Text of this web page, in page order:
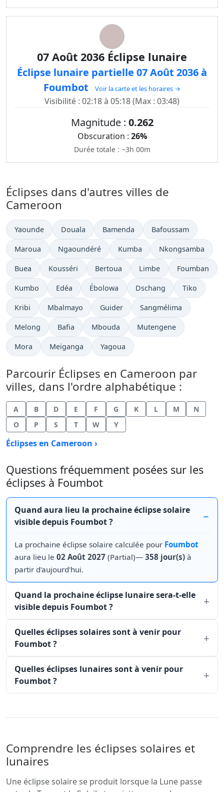
07 Août 2036 Éclipse lunaire
Éclipse lunaire partielle 07 Août 2036 à
Foumbot
Voir la carte et les horaires →
Visibilité : 02:18 à 05:18 (Max : 03:48)
Magnitude : 0.262
Obscuration : 26%
Durée totale : ~3h 00m
Éclipses dans d'autres villes de
Cameroon
Yaounde Douala Bamenda Bafoussam
Maroua Ngaoundéré Kumba Nkongsamba
Buea Kousséri Bertoua Limbe Foumban
Kumbo Edéa Ébolowa Dschang Tiko
Kribi Mbalmayo Guider Sangmélima
Melong Bafia Mbouda Mutengene
Mora Meïganga Yagoua
Parcourir Éclipses en Cameroon par
villes, dans l'ordre alphabétique :
A B D E F G K L M
N
O
P S T W Y
Éclipses en Cameroon ›
Questions fréquemment posées sur les
éclipses à Foumbot
Quand aura lieu la prochaine éclipse solaire
visible depuis Foumbot ?
La prochaine éclipse solaire calculée pour Foumbot
aura lieu le 02 Août 2027 (Partial)— 358 jour(s) à
partir d'aujourd'hui.
Quand la prochaine éclipse lunaire sera-t-elle
visible depuis Foumbot ?
Quelles éclipses solaires sont à venir pour
Foumbot ?
Quelles éclipses lunaires sont à venir pour
Foumbot ?
Comprendre les éclipses solaires et
lunaires
Une éclipse solaire se produit lorsque la Lune passe